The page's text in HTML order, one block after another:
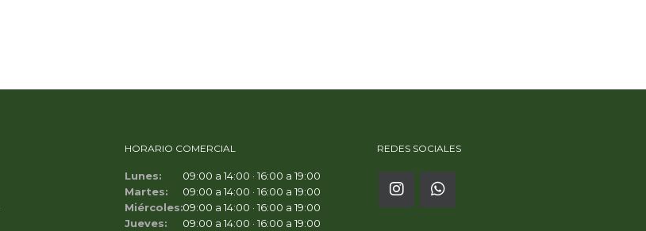
HORARIO COMERCIAL
Lunes:
09:00 a 14:00 · 16:00 a 19:00
Martes:
09:00 a 14:00 · 16:00 a 19:00
Miércoles:09:00 a 14:00 · 16:00 a 19:00
Jueves:
09:00 a 14:00 · 16:00 a 19:00
REDES SOCIALES